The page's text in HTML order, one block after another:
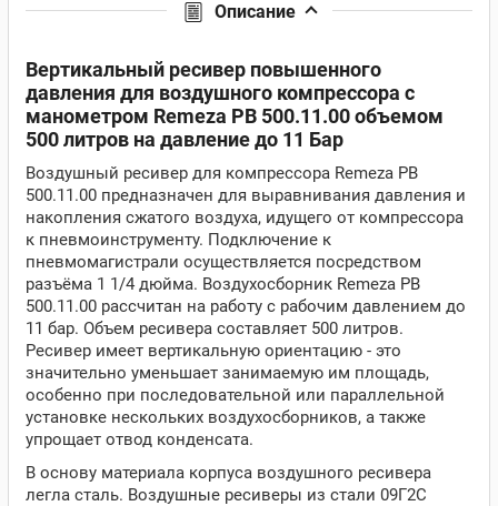
Описание
Вертикальный ресивер повышенного
давления для воздушного компрессора с
манометром Remeza РВ 500.11.00 объемом
500 литров на давление до 11 Бар
Воздушный ресивер для компрессора Remeza РВ
500.11.00 предназначен для выравнивания давления и
накопления сжатого воздуха, идущего от компрессора
к пневмоинструменту. Подключение к
пневмомагистрали осуществляется посредством
разъёма 1 1/4 дюйма. Воздухосборник Remeza РВ
500.11.00 рассчитан на работу с рабочим давлением до
11 бар. Объем ресивера составляет 500 литров.
Ресивер имеет вертикальную ориентацию - это
значительно уменьшает занимаемую им площадь,
особенно при последовательной или параллельной
установке нескольких воздухосборников, а также
упрощает отвод конденсата.
В основу материала корпуса воздушного ресивера
легла сталь. Воздушные ресиверы из стали 09Г2С